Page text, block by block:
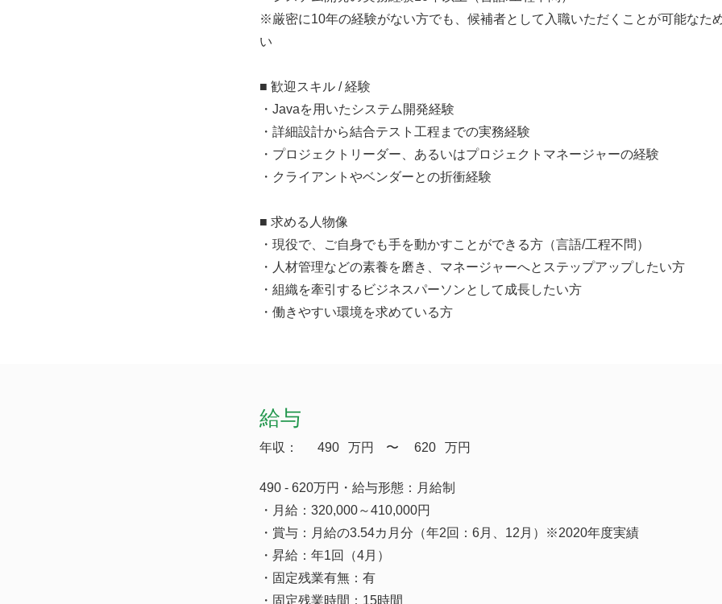
※厳密に10年の経験がない方でも、候補者として入職いただくことが可能なた
い
■ 歓迎スキル / 経験
・Javaを用いたシステム開発経験
・詳細設計から結合テスト工程までの実務経験
・プロジェクトリーダー、あるいはプロジェクトマネージャーの経験
・クライアントやベンダーとの折衝経験
■ 求める人物像
・現役で、ご自身でも手を動かすことができる方（言語/工程不問）
・人材管理などの素養を磨き、マネージャーへとステップアップしたい方
・組織を牽引するビジネスパーソンとして成長したい方
・働きやすい環境を求めている方
給与
年収： 490 万円 ​〜 620 万円
490 - 620万円・給与形態：月給制
・月給：320,000～410,000円
・賞与：月給の3.54カ月分（年2回：6月、12月）※2020年度実績
・昇給：年1回（4月）
・固定残業有無：有
・固定残業時間：15時間